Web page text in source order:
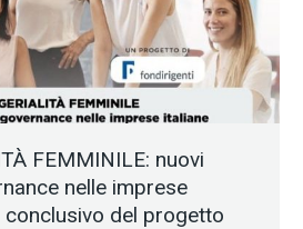
FEMMINILE: nuovi
nelle imprese
conclusivo del progetto